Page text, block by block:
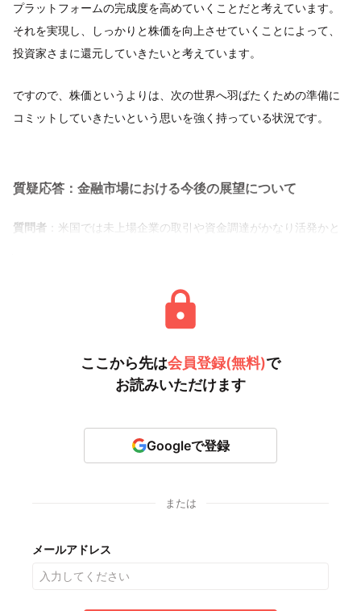
プラットフォームの完成度を高めていくことだと考えています。
それを実現し、しっかりと株価を向上させていくことによって、
投資家さまに還元していきたいと考えています。
ですので、株価というよりは、次の世界へ羽ばたくための準備に
コミットしていきたいという思いを強く持っている状況です。
質疑応答：金融市場における今後の展望について
質問者 ：米国では未上場企業の取引や資金調達がかなり活発かと
ここから先は会員登録(無料)で
お読みいただけます
Googleで登録
または
メールアドレス